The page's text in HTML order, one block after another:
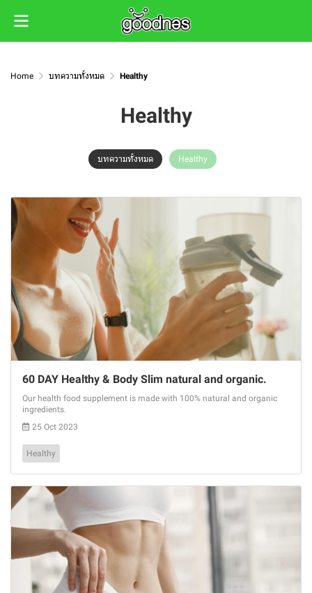
Home บทความทั้งหมด Healthy
Healthy
บทความทั้งหมด Healthy
60 DAY Healthy & Body Slim natural and organic.
Our health food supplement is made with 100% natural and organic
ingredients.
25 Oct 2023
Healthy